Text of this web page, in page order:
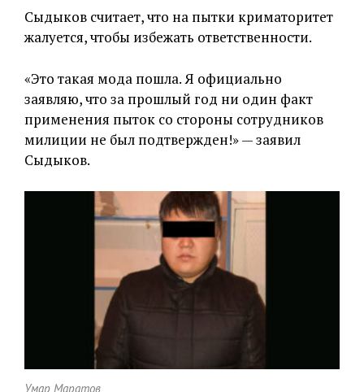
Сыдыков считает, что на пытки криматоритет
жалуется, чтобы избежать ответственности.
«Это такая мода пошла. Я официально
заявляю, что за прошлый год ни один факт
применения пыток со стороны сотрудников
милиции не был подтвержден!» — заявил
Сыдыков.
Умар Маратов